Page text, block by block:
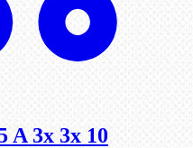
A 3x 3x 10